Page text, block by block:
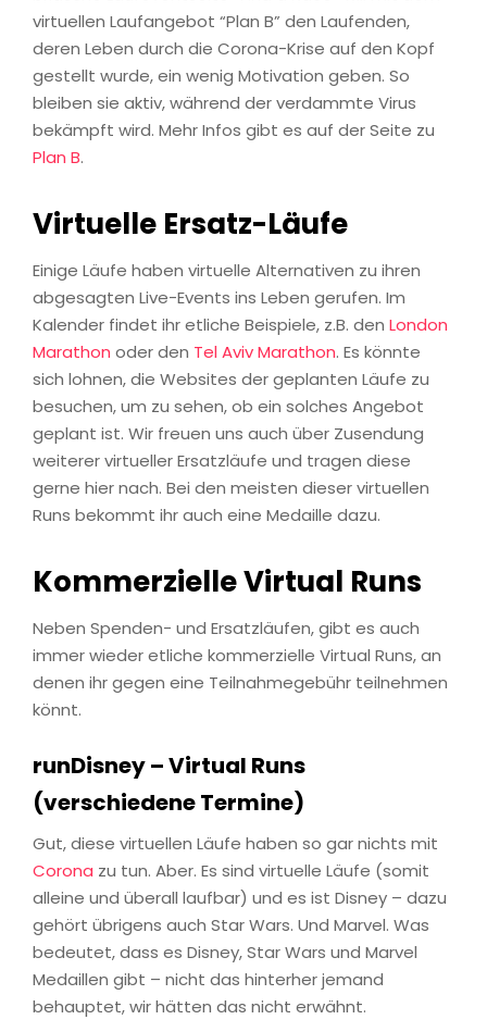
virtuellen Laufangebot “Plan B” den Laufenden,
deren Leben durch die Corona-Krise auf den Kopf
gestellt wurde, ein wenig Motivation geben. So
bleiben sie aktiv, während der verdammte Virus
bekämpft wird. Mehr Infos gibt es auf der Seite zu
Plan B.
Virtuelle Ersatz-Läufe
Einige Läufe haben virtuelle Alternativen zu ihren
abgesagten Live-Events ins Leben gerufen. Im
Kalender findet ihr etliche Beispiele, z.B. den London
Marathon oder den Tel Aviv Marathon. Es könnte
sich lohnen, die Websites der geplanten Läufe zu
besuchen, um zu sehen, ob ein solches Angebot
geplant ist. Wir freuen uns auch über Zusendung
weiterer virtueller Ersatzläufe und tragen diese
gerne hier nach. Bei den meisten dieser virtuellen
Runs bekommt ihr auch eine Medaille dazu.
Kommerzielle Virtual Runs
Neben Spenden- und Ersatzläufen, gibt es auch
immer wieder etliche kommerzielle Virtual Runs, an
denen ihr gegen eine Teilnahmegebühr teilnehmen
könnt.
runDisney – Virtual Runs
(verschiedene Termine)
Gut, diese virtuellen Läufe haben so gar nichts mit
Corona zu tun. Aber. Es sind virtuelle Läufe (somit
alleine und überall laufbar) und es ist Disney – dazu
gehört übrigens auch Star Wars. Und Marvel. Was
bedeutet, dass es Disney, Star Wars und Marvel
Medaillen gibt – nicht das hinterher jemand
behauptet, wir hätten das nicht erwähnt.